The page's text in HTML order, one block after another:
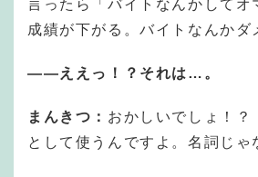
言ったら「バイトなんかしてオ
成績が下がる。バイトなんかダ
――ええっ！？それは…。
まんきつ： おかしいでしょ！？
として使うんですよ。名詞じゃ